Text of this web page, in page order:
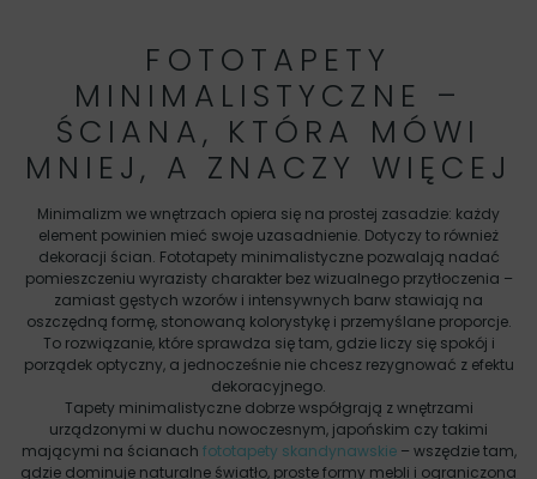
FOTOTAPETY
MINIMALISTYCZNE –
ŚCIANA, KTÓRA MÓWI
MNIEJ, A ZNACZY WIĘCEJ
Minimalizm we wnętrzach opiera się na prostej zasadzie: każdy
element powinien mieć swoje uzasadnienie. Dotyczy to również
dekoracji ścian. Fototapety minimalistyczne pozwalają nadać
pomieszczeniu wyrazisty charakter bez wizualnego przytłoczenia –
zamiast gęstych wzorów i intensywnych barw stawiają na
oszczędną formę, stonowaną kolorystykę i przemyślane proporcje.
To rozwiązanie, które sprawdza się tam, gdzie liczy się spokój i
porządek optyczny, a jednocześnie nie chcesz rezygnować z efektu
dekoracyjnego.
Tapety minimalistyczne dobrze współgrają z wnętrzami
urządzonymi w duchu nowoczesnym, japońskim czy takimi
mającymi na ścianach fototapety skandynawskie– wszędzie tam,
gdzie dominuje naturalne światło, proste formy mebli i ograniczona